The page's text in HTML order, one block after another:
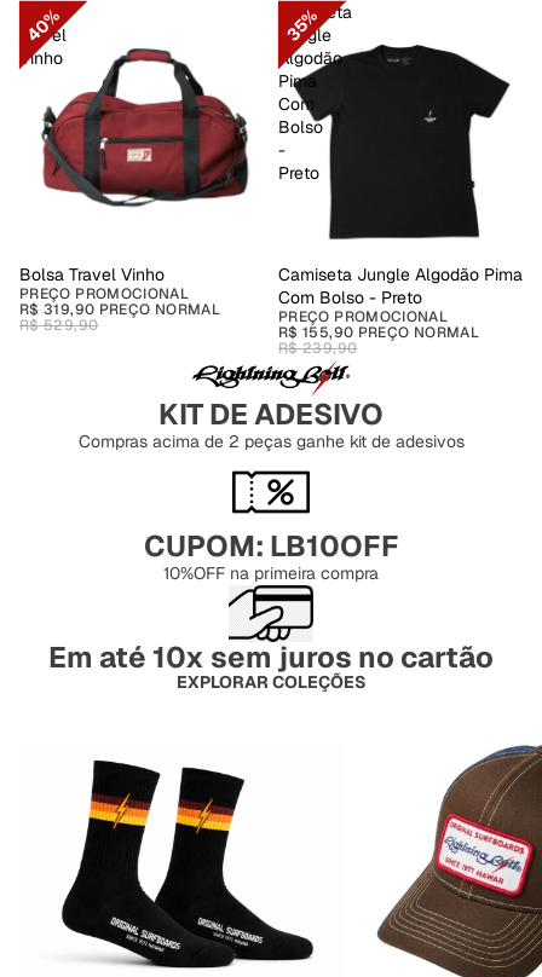
40%
Bolsa
Travel
Vinho
PROMOÇÃO
Bolsa Travel Vinho
PREÇO PROMOCIONAL
R$ 319,90 PREÇO NORMAL
R$ 529,90
35%
Camiseta
Jungle
Algodão
Pima
Com
Bolso
-
Preto
PROMOÇÃO
Camiseta Jungle Algodão Pima
Com Bolso - Preto
PREÇO PROMOCIONAL
R$ 155,90 PREÇO NORMAL
R$ 239,90
KIT DE ADESIVO
Compras acima de 2 peças ganhe kit de adesivos
CUPOM: LB10OFF
10%OFF na primeira compra
Em até 10x sem juros no cartão
EXPLORAR COLEÇÕES